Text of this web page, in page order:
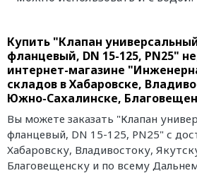
Купить "Клапан универсальный
фланцевый, DN 15-125, PN25"
интернет-магазине
складов в Хабаровске,
Южно-Сахалинске,
Вы можете заказать "Клапан
фланцевый, DN 15-125, PN25" с
Хабаровску, Владивостоку,
Благовещенску и по всему